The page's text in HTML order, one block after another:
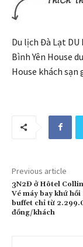
Du lịch Đà Lạt DU
Bình Yên House
House khách
Previous article
3N2Đ ở Hôtel
Vé máy bay khứ hồi
buffet chỉ từ
đồng/khách